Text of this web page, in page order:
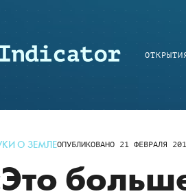
О ЗЕМЛЕОПУБЛИКОВАНО 21 ФЕВРАЛЯ